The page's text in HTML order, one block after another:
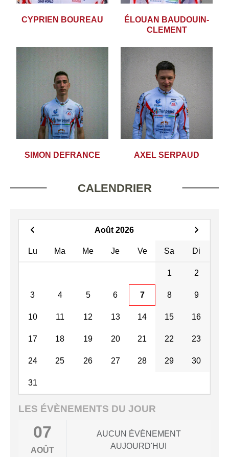
CYPRIEN BOUREAU
ÉLOUAN BAUDOUIN-
CLEMENT
SIMON DEFRANCE AXEL SERPAUD
CALENDRIER
Août 2026
Lu Ma Me Je Ve Sa Di
1 2
3 4 5 6 7 8 9
10 11 12 13 14 15 16
17 18 19 20 21 22 23
24 25 26 27 28 29 30
31
LES ÉVÈNEMENTS DU JOUR
07
AOÛT
AUCUN ÉVÈNEMENT
AUJOURD'HUI